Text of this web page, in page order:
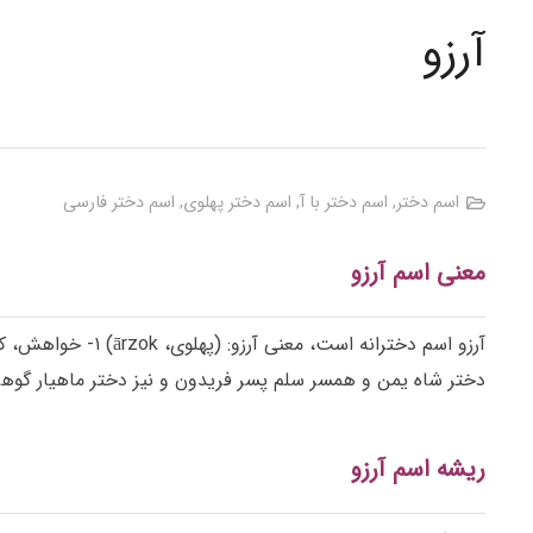
آرزو
اسم دختر, اسم دختر با آ, اسم دختر پهلوی, اسم دختر فارسی
معنی اسم آرزو
آرزو اسم دخترانه است، معنی آرزو: (پهلوی، ārzok
دختر شاه یمن و همسر سلم پسر فریدون و نیز دختر ماهیار
ریشه اسم آرزو